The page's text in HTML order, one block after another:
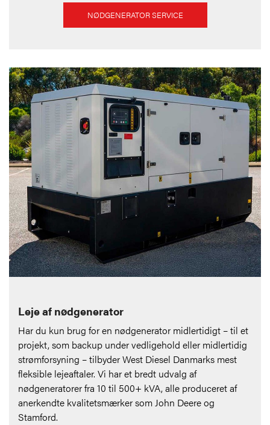
NØDGENERATOR SERVICE
Leje af nødgenerator
Har du kun brug for en nødgenerator midlertidigt – til et
projekt, som backup under vedligehold eller midlertidig
strømforsyning – tilbyder West Diesel Danmarks mest
fleksible lejeaftaler. Vi har et bredt udvalg af
nødgeneratorer fra 10 til 500+ kVA, alle produceret af
anerkendte kvalitetsmærker som John Deere og
Stamford.